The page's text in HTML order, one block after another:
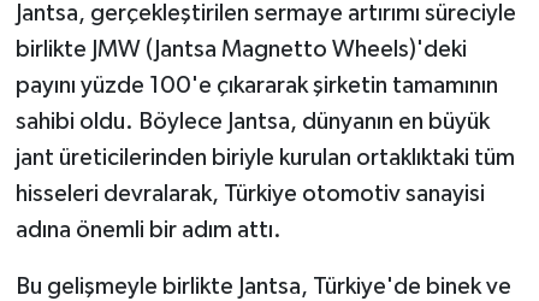
Jantsa, gerçekleştirilen sermaye artırımı süreciyle
birlikte JMW (Jantsa Magnetto Wheels)'deki
payını yüzde 100'e çıkararak şirketin tamamının
sahibi oldu. Böylece Jantsa, dünyanın en büyük
jant üreticilerinden biriyle kurulan ortaklıktaki tüm
hisseleri devralarak, Türkiye otomotiv sanayisi
adına önemli bir adım attı.
Bu gelişmeyle birlikte Jantsa, Türkiye'de binek ve